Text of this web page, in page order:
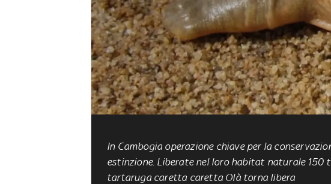
In Cambogia operazione chiave per la
estinzione. Liberate nel loro habitat naturale 150
tartaruga caretta caretta Olà torna libera